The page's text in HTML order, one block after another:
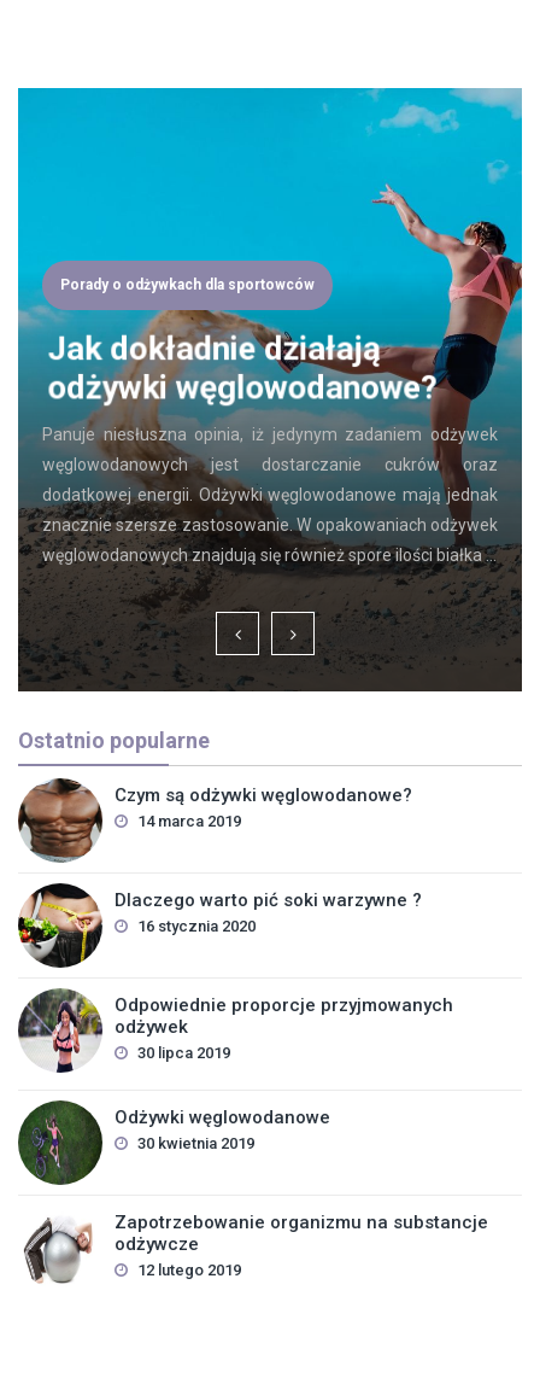
Porady o odżywkach dla sportowców
Jak dokładnie działają
odżywki węglowodanowe?
Panuje niesłuszna opinia, iż jedynym zadaniem odżywek
węglowodanowych jest dostarczanie cukrów oraz
dodatkowej energii. Odżywki węglowodanowe mają jednak
znacznie szersze zastosowanie. W opakowaniach odżywek
węglowodanowych znajdują się również spore ilości białka …
Ostatnio popularne
Czym są odżywki węglowodanowe?
14 marca 2019
Dlaczego warto pić soki warzywne ?
16 stycznia 2020
Odpowiednie proporcje przyjmowanych
odżywek
30 lipca 2019
Odżywki węglowodanowe
30 kwietnia 2019
Zapotrzebowanie organizmu na substancje
odżywcze
12 lutego 2019